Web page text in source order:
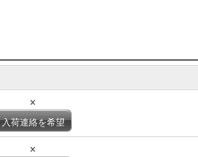
×
入荷連絡を希望
×